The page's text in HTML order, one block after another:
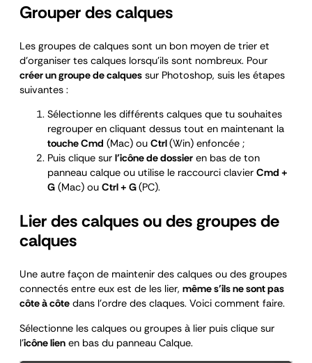
Grouper des calques
Les groupes de calques sont un bon moyen de trier et
d’organiser tes calques lorsqu’ils sont nombreux. Pour
créer un groupe de calques sur Photoshop, suis les étapes
suivantes :
Sélectionne les différents calques que tu souhaites
regrouper en cliquant dessus tout en maintenant la
touche Cmd (Mac) ou Ctrl(Win) enfoncée ;
Puis clique sur l’icône de dossier en bas de ton
panneau calque ou utilise le raccourci clavier Cmd +
G (Mac) ou Ctrl + G(PC).
Lier des calques ou des groupes de
calques
Une autre façon de maintenir des calques ou des groupes
connectés entre eux est de les lier, même s’ils ne sont pas
côte à côte dans l’ordre des claques. Voici comment faire.
Sélectionne les calques ou groupes à lier puis clique sur
l’icône lien en bas du panneau Calque.